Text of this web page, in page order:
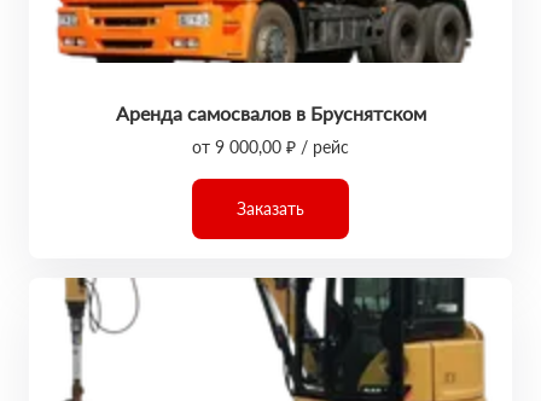
Аренда самосвалов в Бруснятском
от 9 000,00 ₽ / рейс
Заказать